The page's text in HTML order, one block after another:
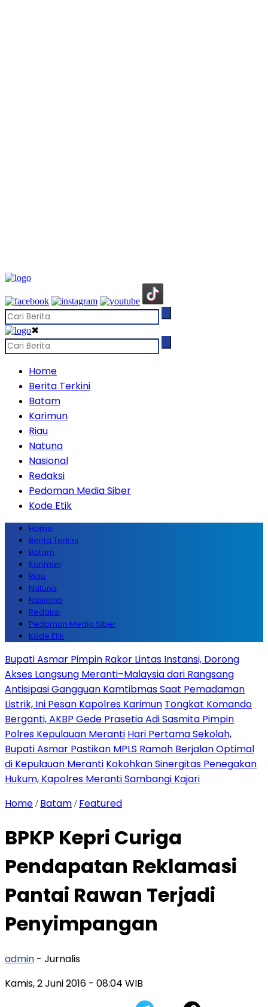
✖
Home
Berita Terkini
Batam
Karimun
Riau
Natuna
Nasional
Redaksi
Pedoman Media Siber
Kode Etik
Home
Berita Terkini
Batam
Karimun
Riau
Natuna
Nasional
Redaksi
Pedoman Media Siber
Kode Etik
Bupati Asmar Pimpin Rakor Lintas Instansi, Dorong
Akses Langsung Meranti–Malaysia dari Rangsang
Antisipasi Gangguan Kamtibmas Saat Pemadaman
Listrik, Ini Pesan Kapolres Karimun Tongkat Komando
Berganti, AKBP Gede Prasetia Adi Sasmita Pimpin
Polres Kepulauan Meranti Hari Pertama Sekolah,
Bupati Asmar Pastikan MPLS Ramah Berjalan Optimal
di Kepulauan Meranti Kokohkan Sinergitas Penegakan
Hukum, Kapolres Meranti Sambangi Kajari
Home / Batam / Featured
BPKP Kepri Curiga
Pendapatan Reklamasi
Pantai Rawan Terjadi
Penyimpangan
admin - Jurnalis
Kamis, 2 Juni 2016 - 08:04 WIB